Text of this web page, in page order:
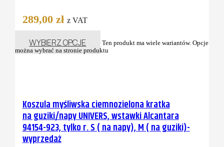
289,00 zł z VAT
WYBIERZ OPCJE
Ten produkt ma wiele wariantów. Opcje
można wybrać na stronie produktu
Koszula myśliwska ciemnozielona kratka
na guziki/napy UNIVERS, wstawki Alcantara
94154-923, tylko r. S ( na napy), M ( na guziki)-
wyprzedaż